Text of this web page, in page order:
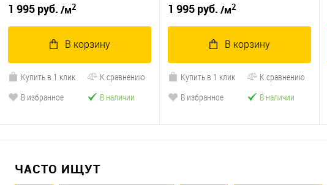
1 995 руб. /м2
В корзину
Купить в 1 клик
К сравнению
В избранное
В наличии
1 995 руб. /м2
В корзину
Купить в 1 клик
К сравнению
В избранное
В наличии
ЧАСТО ИЩУТ